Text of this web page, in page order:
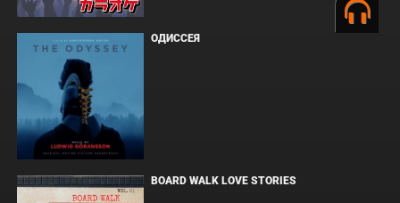
ОДИССЕЯ
BOARD WALK LOVE STORIES